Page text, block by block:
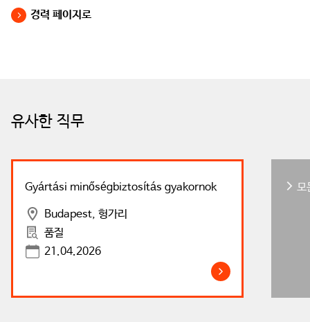
경력 페이지로
유사한 직무
Gyártási minőségbiztosítás gyakornok
Budapest, 헝가리
품질
21.04.2026
모